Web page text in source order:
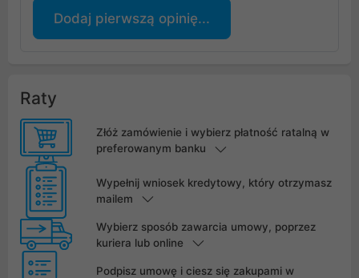
Dodaj pierwszą opinię...
Raty
Złóż zamówienie i wybierz płatność ratalną w
preferowanym banku
Wypełnij wniosek kredytowy, który otrzymasz
mailem
Wybierz sposób zawarcia umowy, poprzez
kuriera lub online
Podpisz umowę i ciesz się zakupami w